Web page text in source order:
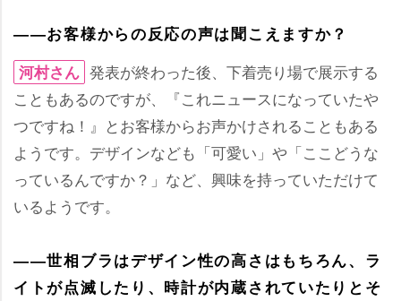
――お客様からの反応の声は聞こえますか？
河村さん 発表が終わった後、下着売り場で展示する
こともあるのですが、『これニュースになっていた
つですね！』とお客様からお声かけされることもある
ようです。デザインなども「可愛い」や「ここどうな
っているんですか？」など、興味を持っていただけて
いるようです。
――世相ブラはデザイン性の高さはもちろん、ラ
イトが点滅したり、時計が内蔵されていたりとそ